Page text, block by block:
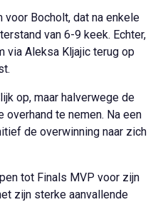
Bocholt, dat na enkele
van 6-9 keek. Echter,
via Aleksa Kljajic terug op
op, maar halverwege de
te nemen. Na een
de overwinning naar zich
tot Finals MVP voor zijn
zijn sterke aanvallende